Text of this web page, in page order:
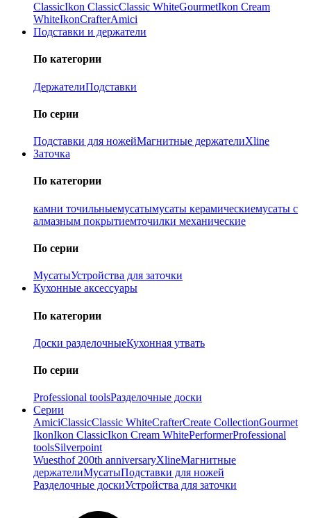
ClassicIkon ClassiсClassic WhiteGourmetIkon Cream
WhiteIkonCrafterAmici
Подставки и держатели
По категории
ДержателиПодставки
По серии
Подставки для ножейМагнитные держателиXline
Заточка
По категории
камни точильныемусатымусаты керамическиемусаты с
алмазным покрытиемточилки механические
По серии
МусатыУстройства для заточки
Кухонные аксессуары
По категории
Доски разделочныеКухонная утвать
По серии
Professional toolsРазделочные доски
Серии
AmiciClassicClassic WhiteCrafterCreate CollectionGourmet
IkonIkon ClassiсIkon Cream WhitePerformerProfessional
toolsSilverpoint
Wuesthof 200th anniversaryXlineМагнитные
держателиМусатыПодставки для ножей
Разделочные доскиУстройства для заточки